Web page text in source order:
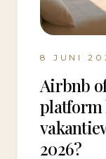
8 JUNI
Airbnb
platform
2026?